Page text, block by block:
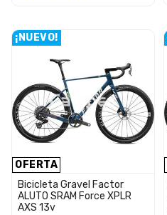
OFERTA
¡NUEVO!
Bicicleta Gravel Factor
ALUTO SRAM Force XPLR
AXS 13v